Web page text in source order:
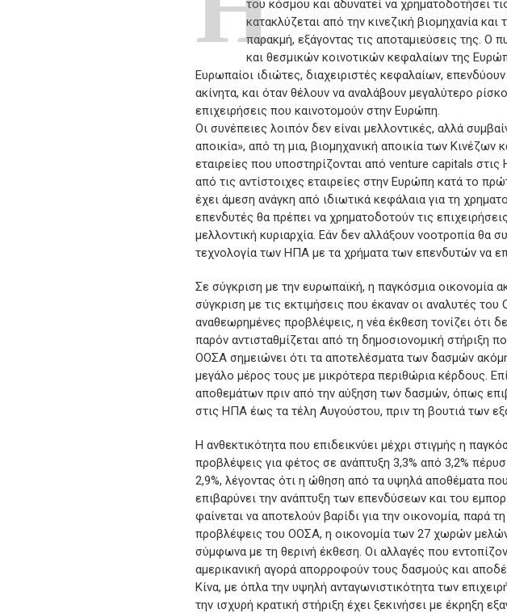
του κόσμου και αδυνατεί να χρηματοδοτήσει
κατακλύζεται από την κινεζική βιομηχανία και
παρακμή, εξάγοντας τις αποταμιεύσεις της. Ο
και θεσμικών κοινοτικών κεφαλαίων της
Ευρωπαίοι ιδιώτες, διαχειριστές κεφαλαίων,
ακίνητα, και όταν θέλουν να αναλάβουν μεγαλύτερο
επιχειρήσεις που καινοτομούν στην Ευρώπη.
Οι συνέπειες λοιπόν δεν είναι μελλοντικές, αλλά
αποικία», από τη μια, βιομηχανική αποικία των
εταιρείες που υποστηρίζονται από venture capitals
από τις αντίστοιχες εταιρείες στην Ευρώπη κατά το
έχει άμεση ανάγκη από ιδιωτικά κεφάλαια για τη
επενδυτές θα πρέπει να χρηματοδοτούν τις
μελλοντική κυριαρχία. Εάν δεν αλλάξουν νοοτροπία θα
τεχνολογία των ΗΠΑ με τα χρήματα των επενδυτών να
Σε σύγκριση με την ευρωπαϊκή, η παγκόσμια οικονομία
σύγκριση με τις εκτιμήσεις που έκαναν οι αναλυτές
αναθεωρημένες προβλέψεις, η νέα έκθεση τονίζει ότι
παρόν αντισταθμίζεται από τη δημοσιονομική στήριξη
ΟΟΣΑ σημειώνει ότι τα αποτελέσματα των δασμών
μεγάλο μέρος τους με μικρότερα περιθώρια κέρδους.
αποθεμάτων πριν από την αύξηση των δασμών, όπως
στις ΗΠΑ έως τα τέλη Αυγούστου, πριν τη βουτιά των
Η ανθεκτικότητα που επιδεικνύει μέχρι στιγμής η
προβλέψεις για φέτος σε ανάπτυξη 3,3% από 3,2%
2,9%, λέγοντας ότι η ώθηση από τα υψηλά αποθέματα
επιβαρύνει την ανάπτυξη των επενδύσεων και του
φαίνεται να αποτελούν βαρίδι για την οικονομία,
προβλέψεις του ΟΟΣΑ, η οικονομία των 27 χωρών μελών
σύμφωνα με τη θερινή έκθεση. Οι αλλαγές που
αμερικανική αγορά απορροφούν τους δασμούς και
Κίνα, με όπλα την υψηλή ανταγωνιστικότητα των
την ισχυρή κρατική στήριξη έχει ξεκινήσει με έκρηξη